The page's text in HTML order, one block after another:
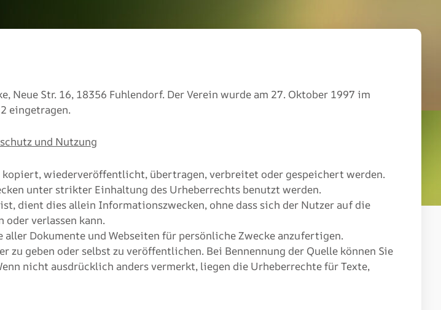
Str. 16, 18356 Fuhlendorf. Der Verein wurde am 27. Oktober 1997 im
eingetragen.
und Nutzung
wiederveröffentlicht, übertragen, verbreitet oder gespeichert werden.
unter strikter Einhaltung des Urheberrechts benutzt werden.
dient dies allein Informationszwecken, ohne dass sich der Nutzer auf die
verlassen kann.
Dokumente und Webseiten für persönliche Zwecke anzufertigen.
geben oder selbst zu veröffentlichen. Bei Bennennung der Quelle können Sie
nicht ausdrücklich anders vermerkt, liegen die Urheberrechte für Texte,